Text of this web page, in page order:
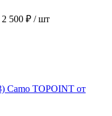
2 500 ₽ / шт